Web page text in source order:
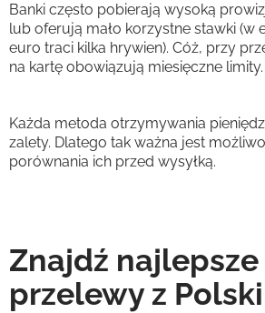
Banki często pobierają wysoką
lub oferują mało korzystne stawki (w
euro traci kilka hrywien). Cóż, przy
na kartę obowiązują miesięczne limity.
Każda metoda otrzymywania
zalety. Dlatego tak ważna jest
porównania ich przed wysyłką.
Znajdź
przelewy z